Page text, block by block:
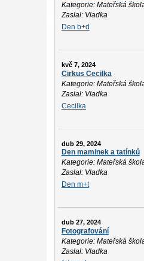
Kategorie: Mateřská
Zaslal: Vladka
Den b+d
kvě 7, 2024
Cirkus Cecilka
Kategorie: Mateřská
Zaslal: Vladka
Cecilka
dub 29, 2024
Den maminek a tatínků
Kategorie: Mateřská
Zaslal: Vladka
Den m+t
dub 27, 2024
Fotografování
Kategorie: Mateřská
Zaslal: Vladka